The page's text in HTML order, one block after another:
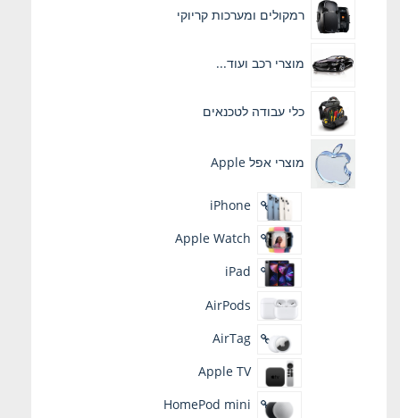
רמקולים ומערכות קריוקי
מוצרי רכב ועוד...
כלי עבודה לטכנאים
מוצרי אפל Apple
iPhone
Apple Watch
iPad
AirPods
AirTag
Apple TV
HomePod mini